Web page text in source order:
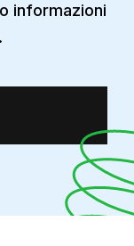
informazioni